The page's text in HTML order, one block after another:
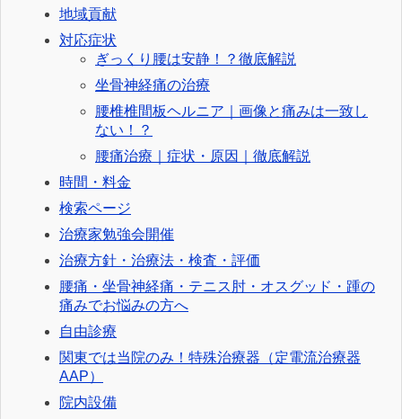
地域貢献
対応症状
ぎっくり腰は安静！？徹底解説
坐骨神経痛の治療
腰椎椎間板ヘルニア｜画像と痛みは一致し
ない！？
腰痛治療｜症状・原因｜徹底解説
時間・料金
検索ページ
治療家勉強会開催
治療方針・治療法・検査・評価
腰痛・坐骨神経痛・テニス肘・オスグッド・踵の
痛みでお悩みの方へ
自由診療
関東では当院のみ！特殊治療器（定電流治療器
AAP）
院内設備